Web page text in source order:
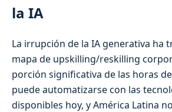
la IA
La irrupción de la IA generativa ha
mapa de upskilling/reskilling
porción significativa de las horas
puede automatizarse con las
disponibles hoy, y América Latina